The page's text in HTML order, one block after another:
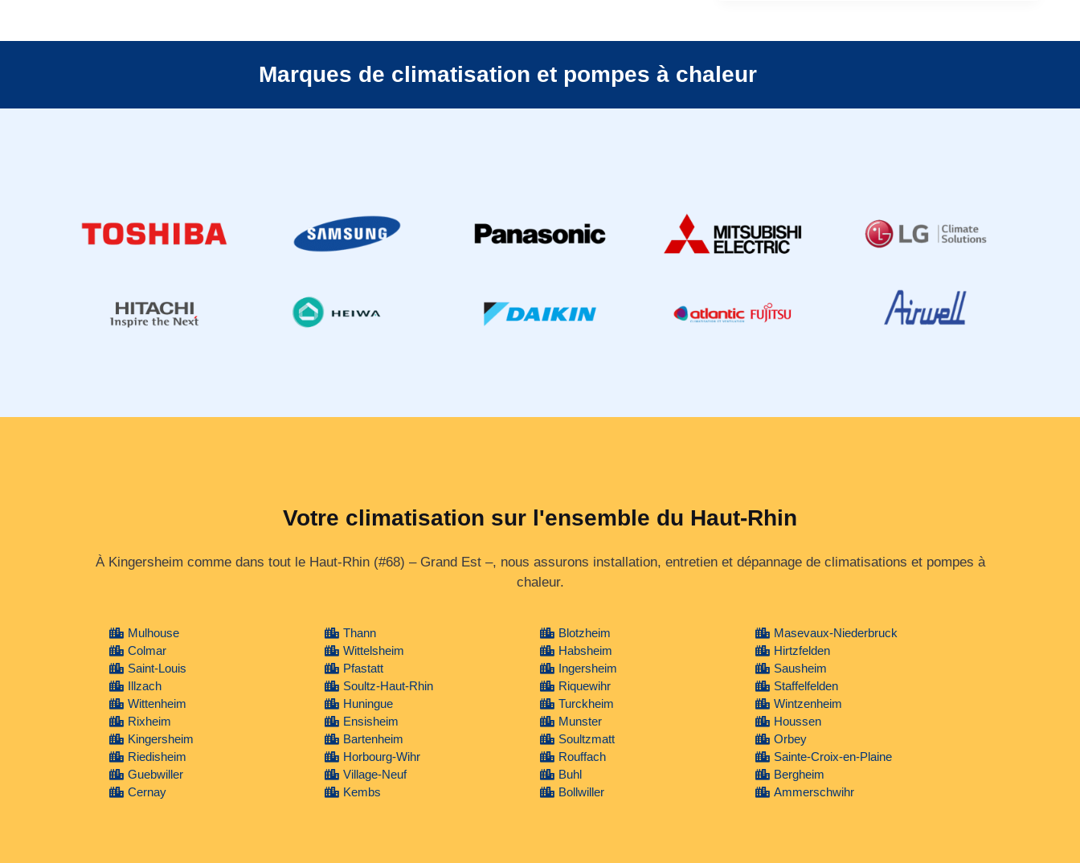
Marques de climatisation et pompes à chaleur
Votre climatisation sur l'ensemble du Haut-Rhin
À Kingersheim comme dans tout le Haut‑Rhin (#68) – Grand Est –, nous assurons installation, entretien et dépannage de climatisations et pompes à
chaleur.
Mulhouse
Colmar
Saint-Louis
Illzach
Wittenheim
Rixheim
Kingersheim
Riedisheim
Guebwiller
Cernay
Thann
Wittelsheim
Pfastatt
Soultz-Haut-Rhin
Huningue
Ensisheim
Bartenheim
Horbourg-Wihr
Village-Neuf
Kembs
Blotzheim
Habsheim
Ingersheim
Riquewihr
Turckheim
Munster
Soultzmatt
Rouffach
Buhl
Bollwiller
Masevaux-Niederbruck
Hirtzfelden
Sausheim
Staffelfelden
Wintzenheim
Houssen
Orbey
Sainte-Croix-en-Plaine
Bergheim
Ammerschwihr